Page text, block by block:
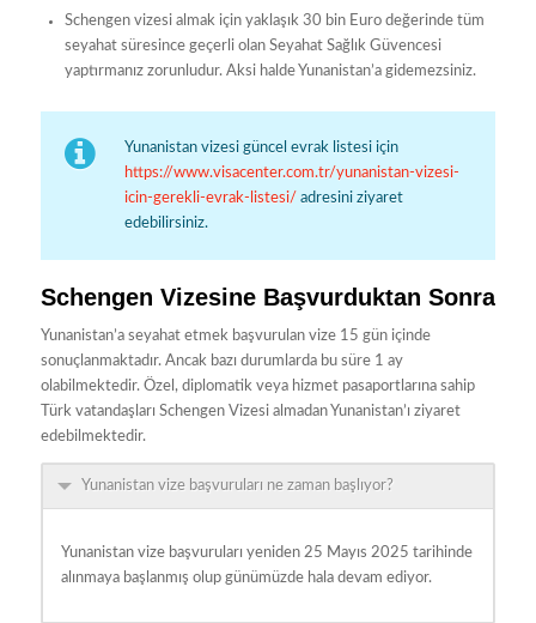
Schengen vizesi almak için yaklaşık 30 bin Euro değerinde tüm
seyahat süresince geçerli olan Seyahat Sağlık Güvencesi
yaptırmanız zorunludur. Aksi halde Yunanistan’a gidemezsiniz.
Yunanistan vizesi güncel evrak listesi için
https://www.visacenter.com.tr/yunanistan-vizesi-
icin-gerekli-evrak-listesi/ adresini ziyaret
edebilirsiniz.
Schengen Vizesine Başvurduktan Sonra
Yunanistan’a seyahat etmek başvurulan vize 15 gün içinde
sonuçlanmaktadır. Ancak bazı durumlarda bu süre 1 ay
olabilmektedir. Özel, diplomatik veya hizmet pasaportlarına sahip
Türk vatandaşları Schengen Vizesi almadan Yunanistan’ı ziyaret
edebilmektedir.
Yunanistan vize başvuruları ne zaman başlıyor?
Yunanistan vize başvuruları yeniden 25 Mayıs 2025 tarihinde
alınmaya başlanmış olup günümüzde hala devam ediyor.